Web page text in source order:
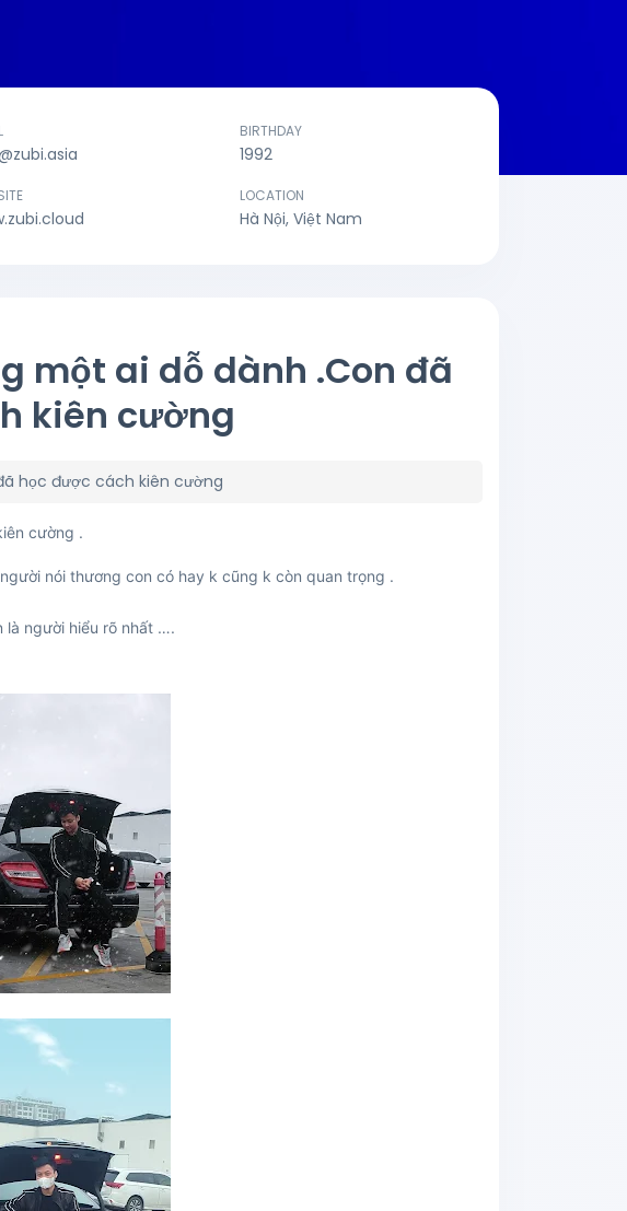
BIRTHDAY
1992
LOCATION
Hà Nội, Việt Nam
một ai dỗ dành .Con đã
kiên cường
học được cách kiên cường
cường .
nói thương con có hay k cũng k còn quan trọng .
là người hiểu rõ nhất ….